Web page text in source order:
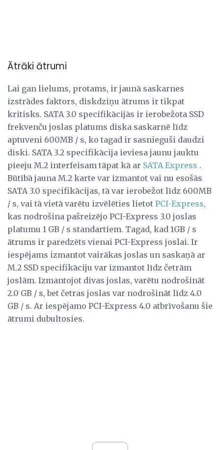
Ātrāki ātrumi
Lai gan lielums, protams, ir jaunā saskarnes
izstrādes faktors, diskdziņu ātrums ir tikpat
kritisks. SATA 3.0 specifikācijās ir ierobežota SSD
frekvenču joslas platums diska saskarnē līdz
aptuveni 600MB / s, ko tagad ir sasnieguši daudzi
diski. SATA 3.2 specifikācija ieviesa jaunu jauktu
pieeju M.2 interfeisam tāpat kā ar SATA Express .
Būtībā jauna M.2 karte var izmantot vai nu esošās
SATA 3.0 specifikācijas, tā var ierobežot līdz 600MB
/ s, vai tā vietā varētu izvēlēties lietot PCI-Express,
kas nodrošina pašreizējo PCI-Express 3.0 joslas
platumu 1 GB / s standartiem. Tagad, kad 1GB / s
ātrums ir paredzēts vienai PCI-Express joslai. Ir
iespējams izmantot vairākas joslas un saskaņā ar
M.2 SSD specifikāciju var izmantot līdz četrām
joslām. Izmantojot divas joslas, varētu nodrošināt
2.0 GB / s, bet četras joslas var nodrošināt līdz 4.0
GB / s. Ar iespējamo PCI-Express 4.0 atbrīvošanu šie
ātrumi dubultosies.